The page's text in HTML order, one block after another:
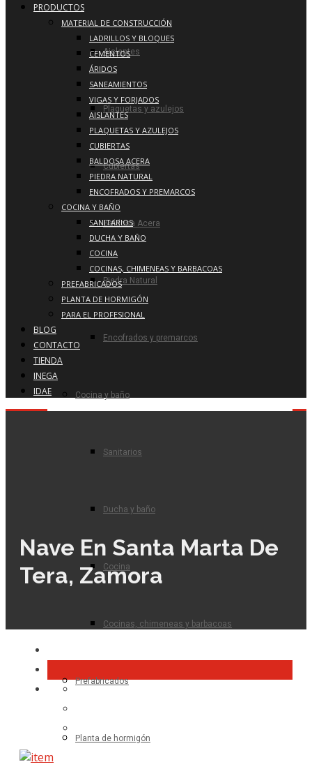
Aislantes
Plaquetas y azulejos
Cubiertas
Baldosa Acera
Piedra Natural
Encofrados y premarcos
Cocina y baño
Sanitarios
Ducha y baño
Cocina
Cocinas, chimeneas y barbacoas
Prefabricados
Planta de hormigón
PRODUCTOS
MATERIAL DE CONSTRUCCIÓN
LADRILLOS Y BLOQUES
CEMENTOS
ÁRIDOS
SANEAMIENTOS
VIGAS Y FORJADOS
AISLANTES
PLAQUETAS Y AZULEJOS
CUBIERTAS
BALDOSA ACERA
PIEDRA NATURAL
ENCOFRADOS Y PREMARCOS
COCINA Y BAÑO
SANITARIOS
DUCHA Y BAÑO
COCINA
COCINAS, CHIMENEAS Y BARBACOAS
PREFABRICADOS
PLANTA DE HORMIGÓN
PARA EL PROFESIONAL
BLOG
CONTACTO
TIENDA
INEGA
IDAE
Nave En Santa Marta De
Tera, Zamora